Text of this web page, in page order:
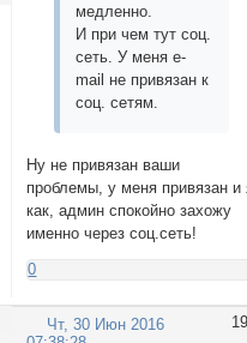
медленно.
И при чем тут соц.
сеть. У меня е-
mail не привязан к
соц. сетям.
Ну не привязан ваши
проблемы, у меня привязан и
как, админ спокойно захожу
именно через соц.сеть!
0
19
Чт, 30 Июн 2016